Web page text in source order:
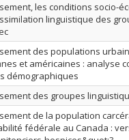
les conditions socio-
linguistique des
des populations
et américaines : analyse
démographiques
des groupes
de la population
fédérale au Canada :